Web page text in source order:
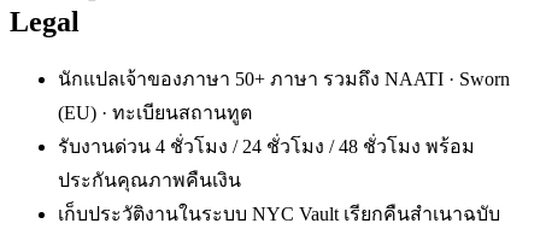
Legal
นักแปลเจ้าของภาษา 50+ ภาษา รวมถึง NAATI · Sworn
(EU) · ทะเบียนสถานทูต
รับงานด่วน 4 ชั่วโมง / 24 ชั่วโมง / 48 ชั่วโมง พร้อม
ประกันคุณภาพคืนเงิน
เก็บประวัติงานในระบบ NYC Vault เรียกคืนสำเนาฉบับ